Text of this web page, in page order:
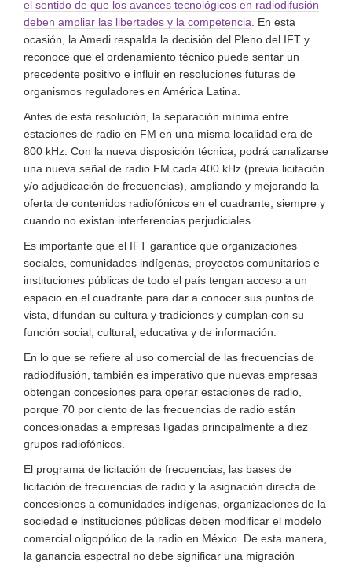
el sentido de que los avances tecnológicos en radiodifusión
deben ampliar las libertades y la competencia. En esta
ocasión, la Amedi respalda la decisión del Pleno del IFT y
reconoce que el ordenamiento técnico puede sentar un
precedente positivo e influir en resoluciones futuras de
organismos reguladores en América Latina.
Antes de esta resolución, la separación mínima entre
estaciones de radio en FM en una misma localidad era de
800 kHz. Con la nueva disposición técnica, podrá canalizarse
una nueva señal de radio FM cada 400 kHz (previa licitación
y/o adjudicación de frecuencias), ampliando y mejorando la
oferta de contenidos radiofónicos en el cuadrante, siempre y
cuando no existan interferencias perjudiciales.
Es importante que el IFT garantice que organizaciones
sociales, comunidades indígenas, proyectos comunitarios e
instituciones públicas de todo el país tengan acceso a un
espacio en el cuadrante para dar a conocer sus puntos de
vista, difundan su cultura y tradiciones y cumplan con su
función social, cultural, educativa y de información.
En lo que se refiere al uso comercial de las frecuencias de
radiodifusión, también es imperativo que nuevas empresas
obtengan concesiones para operar estaciones de radio,
porque 70 por ciento de las frecuencias de radio están
concesionadas a empresas ligadas principalmente a diez
grupos radiofónicos.
El programa de licitación de frecuencias, las bases de
licitación de frecuencias de radio y la asignación directa de
concesiones a comunidades indígenas, organizaciones de la
sociedad e instituciones públicas deben modificar el modelo
comercial oligopólico de la radio en México. De esta manera,
la ganancia espectral no debe significar una migración